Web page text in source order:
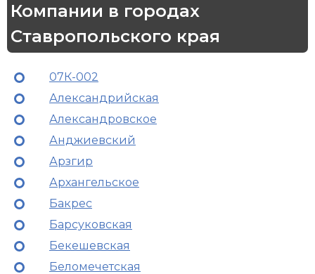
Компании в городах
Ставропольского края
07К-002
Александрийская
Александровское
Анджиевский
Арзгир
Архангельское
Бакрес
Барсуковская
Бекешевская
Беломечетская